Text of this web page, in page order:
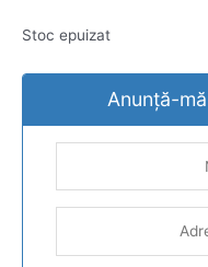
Stoc epuizat
Anunță-